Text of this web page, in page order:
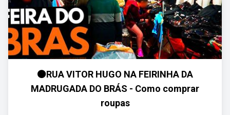
🟠RUA VITOR HUGO NA FEIRINHA DA
MADRUGADA DO BRÁS - Como comprar
roupas